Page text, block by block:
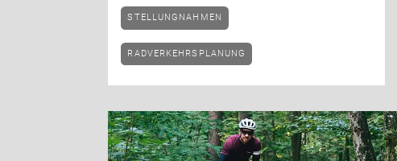
STELLUNGNAHMEN
RADVERKEHRSPLANUNG